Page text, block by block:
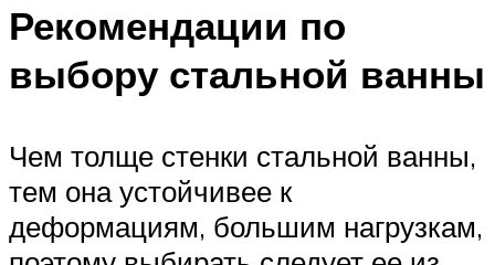
Рекомендации по
выбору стальной ванны
Чем толще стенки стальной ванны,
тем она устойчивее к
деформациям, большим нагрузкам,